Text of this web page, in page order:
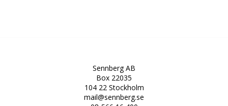
Sennberg AB
Box 22035
104 22 Stockholm
mail@sennberg.se